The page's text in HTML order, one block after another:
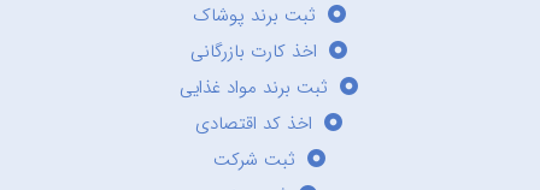
ثبت برند پوشاک
اخذ کارت بازرگانی
ثبت برند مواد غذایی
اخذ کد اقتصادی
ثبت شرکت